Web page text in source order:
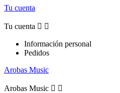
Tu cuenta
Tu cuenta  
Información personal
Pedidos
Arobas Music
Arobas Music  